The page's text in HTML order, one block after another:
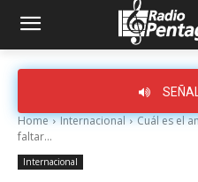
Home Internacional
Cuál es el
faltar...
Internacional